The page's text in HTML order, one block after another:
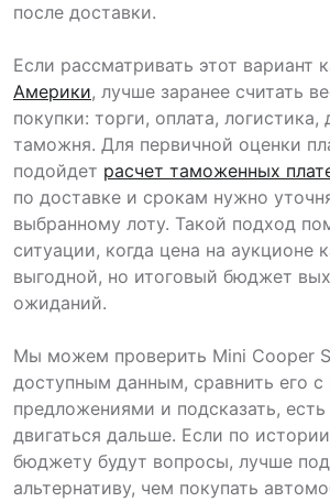
после доставки.
Если рассматривать этот вариант
Америки, лучше заранее считать
покупки: торги, оплата,
таможня. Для первичной оценки
подойдет расчет таможенных
по доставке и срокам нужно
выбранному лоту. Такой подход
ситуации, когда цена на аукционе
выгодной, но итоговый бюджет
ожиданий.
Мы можем проверить Mini Cooper
доступным данным, сравнить его
предложениями и подсказать,
двигаться дальше. Если по
бюджету будут вопросы, лучше
альтернативу, чем покупать